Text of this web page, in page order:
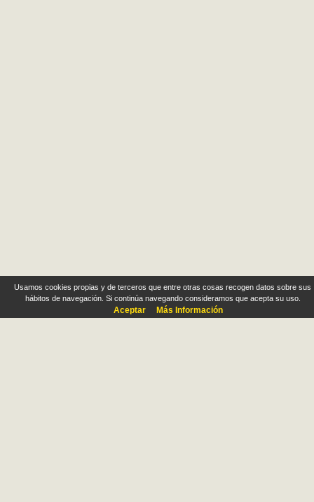
Usamos cookies propias y de terceros que entre otras cosas recogen datos sobre sus
hábitos de navegación. Si continúa navegando consideramos que acepta su uso.
Aceptar Más Información